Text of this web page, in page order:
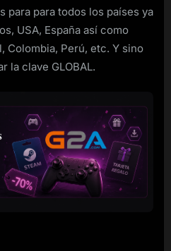
para para todos los países ya
USA, España así como
Colombia, Perú, etc. Y sino
la clave GLOBAL.